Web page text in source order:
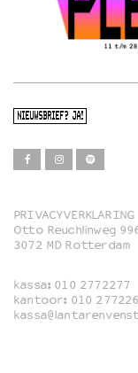
NIEUWSBRIEF? JA!
Film
Familie
Film in English
PRIVACYVERKLARING
Otto Reuchlinweg
3072 MD Rotterdam
kassa: 010 2772277
kantoor: 010